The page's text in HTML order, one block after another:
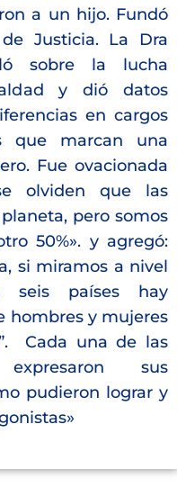
a un hijo. Fundó
Justicia. La Dra
sobre la lucha
y dió datos
en cargos
que marcan una
Fue ovacionada
olviden que las
pero somos
50%». y agregó:
si miramos a nivel
seis países hay
hombres y mujeres
Cada una de las
sus
pudieron lograr y